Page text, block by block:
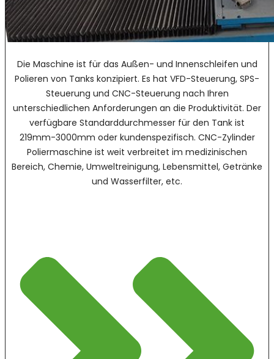
Die Maschine ist für das Außen- und Innenschleifen und
Polieren von Tanks konzipiert. Es hat VFD-Steuerung, SPS-
Steuerung und CNC-Steuerung nach Ihren
unterschiedlichen Anforderungen an die Produktivität. Der
verfügbare Standarddurchmesser für den Tank ist
219mm-3000mm oder kundenspezifisch. CNC-Zylinder
Poliermaschine ist weit verbreitet im medizinischen
Bereich, Chemie, Umweltreinigung, Lebensmittel, Getränke
und Wasserfilter, etc.